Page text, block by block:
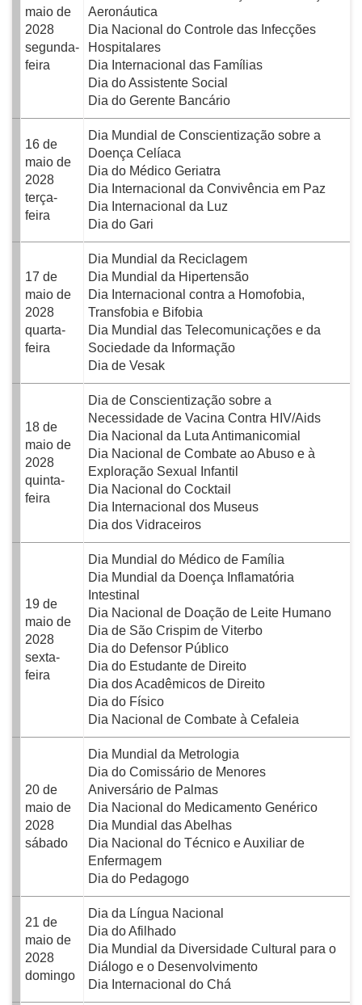
maio de
2028
segunda-
feira
Aeronáutica
Dia Nacional do Controle das Infecções
Hospitalares
Dia Internacional das Famílias
Dia do Assistente Social
Dia do Gerente Bancário
16 de
maio de
2028
terça-
feira
Dia Mundial de Conscientização sobre a
Doença Celíaca
Dia do Médico Geriatra
Dia Internacional da Convivência em Paz
Dia Internacional da Luz
Dia do Gari
17 de
maio de
2028
quarta-
feira
Dia Mundial da Reciclagem
Dia Mundial da Hipertensão
Dia Internacional contra a Homofobia,
Transfobia e Bifobia
Dia Mundial das Telecomunicações e da
Sociedade da Informação
Dia de Vesak
18 de
maio de
2028
quinta-
feira
Dia de Conscientização sobre a
Necessidade de Vacina Contra HIV/Aids
Dia Nacional da Luta Antimanicomial
Dia Nacional de Combate ao Abuso e à
Exploração Sexual Infantil
Dia Nacional do Cocktail
Dia Internacional dos Museus
Dia dos Vidraceiros
19 de
maio de
2028
sexta-
feira
Dia Mundial do Médico de Família
Dia Mundial da Doença Inflamatória
Intestinal
Dia Nacional de Doação de Leite Humano
Dia de São Crispim de Viterbo
Dia do Defensor Público
Dia do Estudante de Direito
Dia dos Acadêmicos de Direito
Dia do Físico
Dia Nacional de Combate à Cefaleia
20 de
maio de
2028
sábado
Dia Mundial da Metrologia
Dia do Comissário de Menores
Aniversário de Palmas
Dia Nacional do Medicamento Genérico
Dia Mundial das Abelhas
Dia Nacional do Técnico e Auxiliar de
Enfermagem
Dia do Pedagogo
21 de
maio de
2028
domingo
Dia da Língua Nacional
Dia do Afilhado
Dia Mundial da Diversidade Cultural para o
Diálogo e o Desenvolvimento
Dia Internacional do Chá